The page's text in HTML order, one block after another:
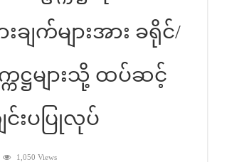
ျက်များအား ခရိုင်/
ဋ္ဌများသို့ ထပ်ဆင့်
င်းပပြုလုပ်
1,050 Views